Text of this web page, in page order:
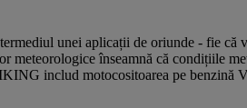
unei aplicații de oriunde - fie că
meteorologice înseamnă că condițiile
includ motocositoarea pe benzină